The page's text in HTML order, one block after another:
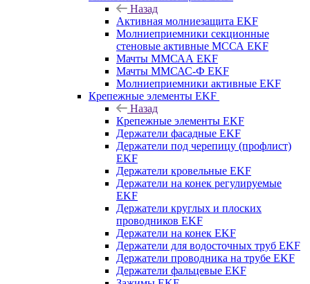
Назад
Активная молниезащита EKF
Молниеприемники секционные
стеновые активные МССА EKF
Мачты ММСАА EKF
Мачты ММСАС-Ф EKF
Молниеприемники активные EKF
Крепежные элементы EKF
Назад
Крепежные элементы EKF
Держатели фасадные EKF
Держатели под черепицу (профлист)
EKF
Держатели кровельные EKF
Держатели на конек регулируемые
EKF
Держатели круглых и плоских
проводников EKF
Держатели на конек EKF
Держатели для водосточных труб EKF
Держатели проводника на трубе EKF
Держатели фальцевые EKF